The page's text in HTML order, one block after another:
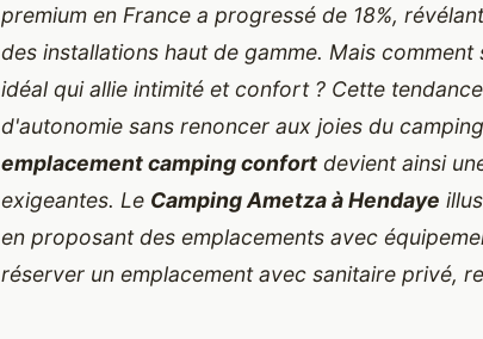
premium en France a progressé de 18%,
des installations haut de gamme. Mais
idéal qui allie intimité et confort ? Cette
d'autonomie sans renoncer aux joies du
emplacement camping confort devient ainsi
exigeantes. Le Camping Ametza à Hendaye
en proposant des emplacements avec
réserver un emplacement avec sanitaire privé,